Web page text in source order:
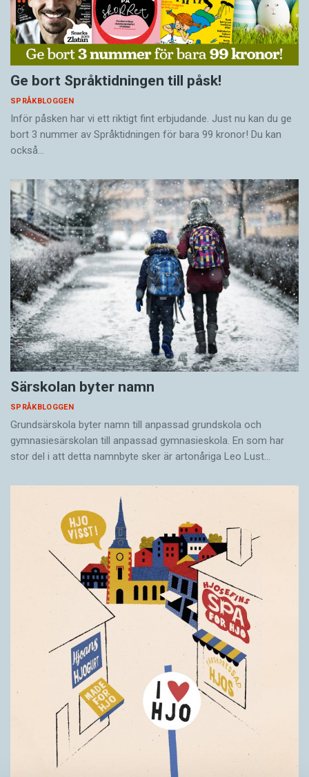
Ge bort Språktidningen till påsk!
SPRÅKBLOGGEN
Inför påsken har vi ett riktigt fint erbjudande. Just nu kan du ge
bort 3 nummer av Språktidningen för bara 99 kronor! Du kan
också…
Särskolan byter namn
SPRÅKBLOGGEN
Grundsärskola byter namn till anpassad grundskola och
gymnasiesärskolan till anpassad gymnasieskola. En som har
stor del i att detta namnbyte sker är artonåriga Leo Lust…